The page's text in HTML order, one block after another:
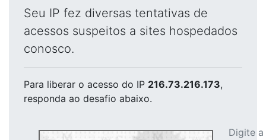
Seu IP fez diversas tentativas de
acessos suspeitos a sites hospedados
conosco.
Para liberar o acesso do IP 216.73.216.173,
responda ao desafio abaixo.
Digite